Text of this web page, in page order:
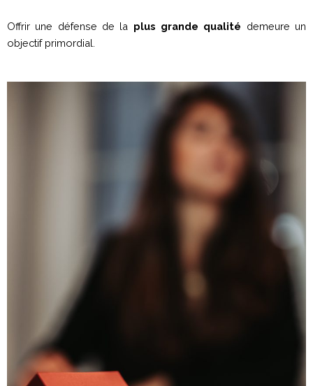
Offrir une défense de la plus grande qualité demeure un
objectif primordial.